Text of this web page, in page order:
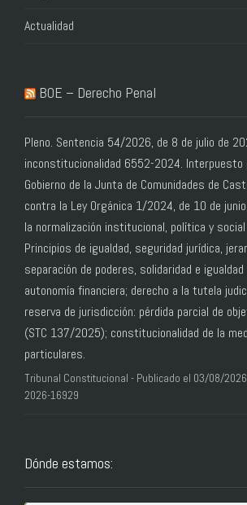
Actualidad
BOE – Derecho Penal
Pleno. Sentencia 54/2026, de 8 de julio de
inconstitucionalidad 6552-2024. Interpuesto
Gobierno de la Junta de Comunidades de
contra la Ley Orgánica 1/2024, de 10 de
la normalización institucional, política y social
Principios de igualdad, seguridad jurídica,
separación de poderes, solidaridad e
autonomía financiera; derecho a la tutela
reserva de jurisdicción: pérdida parcial de
(STC 137/2025); constitucionalidad de la
particulares.
Tribunal Constitucional - Publicado el 03/08/2026
2026-16929
Dónde estamos: